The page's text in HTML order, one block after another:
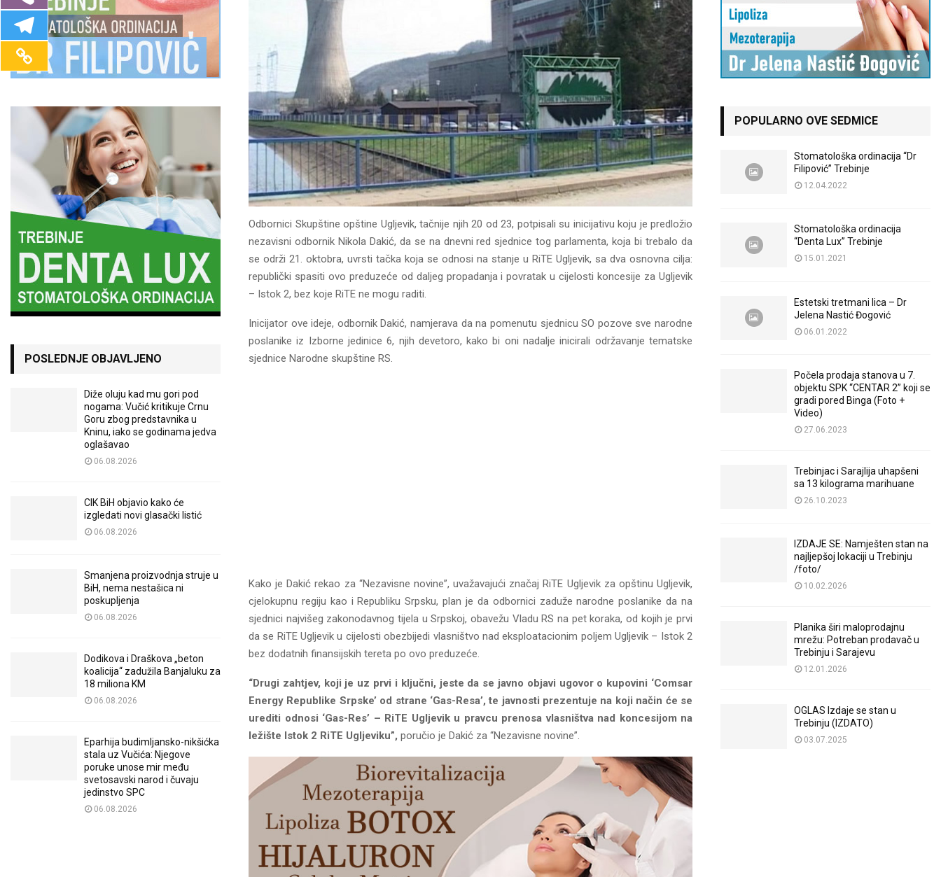
Odbornici Skupštine opštine Ugljevik, tačnije njih 20 od 23, potpisali su inicijativu koju je predložio
nezavisni odbornik Nikola Dakić, da se na dnevni red sjednice tog parlamenta, koja bi trebalo da
se održi 21. oktobra, uvrsti tačka koja se odnosi na stanje u RiTE Ugljevik, sa dva osnovna cilja:
republički spasiti ovo preduzeće od daljeg propadanja i povratak u cijelosti koncesije za Ugljevik
– Istok 2, bez koje RiTE ne mogu raditi.
Inicijator ove ideje, odbornik Dakić, namjerava da na pomenutu sjednicu SO pozove sve narodne
poslanike iz Izborne jedinice 6, njih devetoro, kako bi oni nadalje inicirali održavanje tematske
sjednice Narodne skupštine RS.
Kako je Dakić rekao za “Nezavisne novine”, uvažavajući značaj RiTE Ugljevik za opštinu Ugljevik,
cjelokupnu regiju kao i Republiku Srpsku, plan je da odbornici zaduže narodne poslanike da na
sjednici najvišeg zakonodavnog tijela u Srpskoj, obavežu Vladu RS na pet koraka, od kojih je prvi
da se RiTE Ugljevik u cijelosti obezbijedi vlasništvo nad eksploatacionim poljem Ugljevik – Istok 2
bez dodatnih finansijskih tereta po ovo preduzeće.
“Drugi zahtjev, koji je uz prvi i ključni, jeste da se javno objavi ugovor o kupovini ‘Comsar
Energy Republike Srpske’ od strane ‘Gas-Resa’, te javnosti prezentuje na koji način će se
urediti odnosi ‘Gas-Res’ – RiTE Ugljevik u pravcu prenosa vlasništva nad koncesijom na
ležište Istok 2 RiTE Ugljeviku”, poručio je Dakić za “Nezavisne novine”.
POSLEDNJE OBJAVLJENO
Diže oluju kad mu gori pod
nogama: Vučić kritikuje Crnu
Goru zbog predstavnika u
Kninu, iako se godinama jedva
oglašavao
06.08.2026
CIK BiH objavio kako će
izgledati novi glasački listić
06.08.2026
Smanjena proizvodnja struje u
BiH, nema nestašica ni
poskupljenja
06.08.2026
Dodikova i Draškova „beton
koalicija“ zadužila Banjaluku za
18 miliona KM
06.08.2026
Eparhija budimljansko-nikšićka
stala uz Vučića: Njegove
poruke unose mir među
svetosavski narod i čuvaju
jedinstvo SPC
06.08.2026
POPULARNO OVE SEDMICE
Stomatološka ordinacija “Dr
Filipović” Trebinje
12.04.2022
Stomatološka ordinacija
“Denta Lux” Trebinje
15.01.2021
Estetski tretmani lica – Dr
Jelena Nastić Đogović
06.01.2022
Počela prodaja stanova u 7.
objektu SPK “CENTAR 2” koji se
gradi pored Binga (Foto +
Video)
27.06.2023
Trebinjac i Sarajlija uhapšeni
sa 13 kilograma marihuane
26.10.2023
IZDAJE SE: Namješten stan na
najljepšoj lokaciji u Trebinju
/foto/
10.02.2026
Planika širi maloprodajnu
mrežu: Potreban prodavač u
Trebinju i Sarajevu
12.01.2026
OGLAS Izdaje se stan u
Trebinju (IZDATO)
03.07.2025